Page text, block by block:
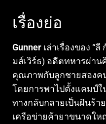
เรื่องย่อ
Gunner เล่าเรื่องของ “
มส์เวิร์ธ) อดีตทหารผ่าน
คุณภาพกับลูกชายสองค
โดยการพาไปตั้งแคมป์ใ
ทางกลับกลายเป็นฝันร้า
เครือข่ายค้ายาขนาดใ